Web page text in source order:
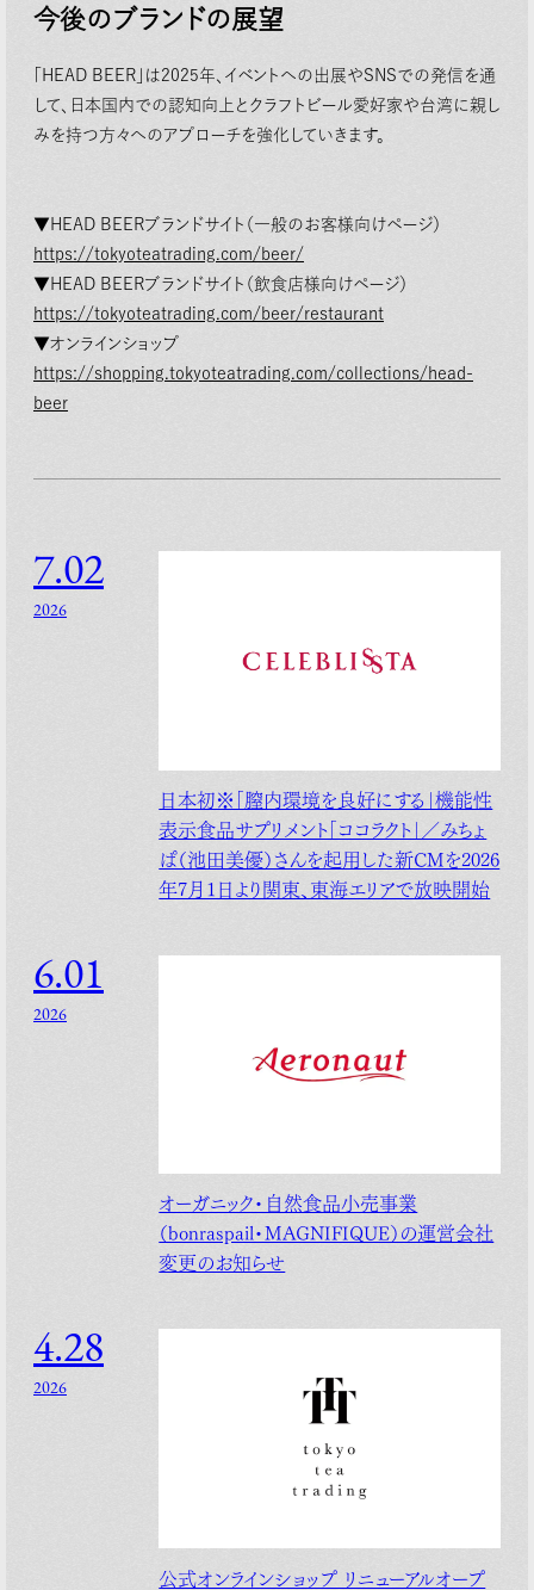
今後のブランドの展望
「HEAD BEER」は2025年、イベントへの出展やSNSでの発信を通
して、⽇本国内での認知向上とクラフトビール愛好家や台湾に親し
みを持つ⽅々へのアプローチを強化していきます。
▼HEAD BEERブランドサイト（⼀般のお客様向けページ）
https://tokyoteatrading.com/beer/
▼HEAD BEERブランドサイト（飲⾷店様向けページ）
https://tokyoteatrading.com/ beer/restaurant
▼オンラインショップ
https://shopping.tokyoteatrading.com/collections/head-
beer
7.02
2026
日本初※「膣内環境を良好にする」機能性
表示食品サプリメント「ココラクト」／みちょ
ぱ（池田美優）さんを起用した新CMを2026
年7月1日より関東、東海エリアで放映開始
6.01
2026
オーガニック・自然食品小売事業
（bonraspail・MAGNIFIQUE）の運営会社
変更のお知らせ
4.28
2026
公式オンラインショップ リニューアルオープ